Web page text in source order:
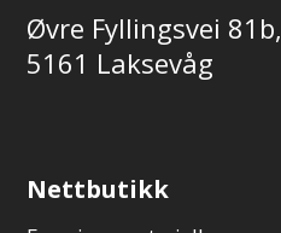
Øvre Fyllingsvei 81b,
5161 Laksevåg
Nettbutikk